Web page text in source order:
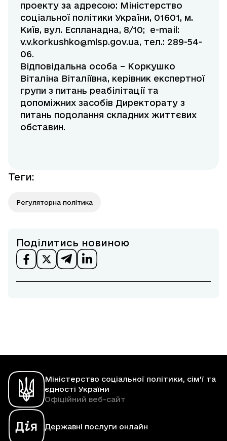
проекту за адресою: Міністерство
соціальної політики України, 01601, м.
Київ, вул. Еспланадна, 8/10; e-mail:
v.v.korkushko@mlsp.gov.ua, тел.: 289-54-
06.
Відповідальна особа – Коркушко
Віталіна Віталіївна, керівник експертної
групи з питань реабілітації та
допоміжних засобів Директорату з
питань подолання складних життєвих
обставин.
Теги:
Регуляторна політика
Поділитись новиною
Міністерство соціальної політики, сім'ї та
єдності України
Офіційний веб-сайт
Державні послуги онлайн